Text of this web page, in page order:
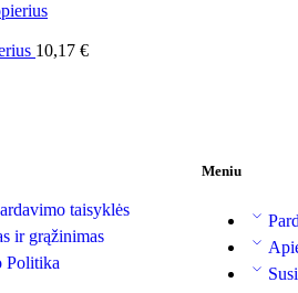
10,17 €
taisyklės
ir grąžinimas
Politika
Meniu